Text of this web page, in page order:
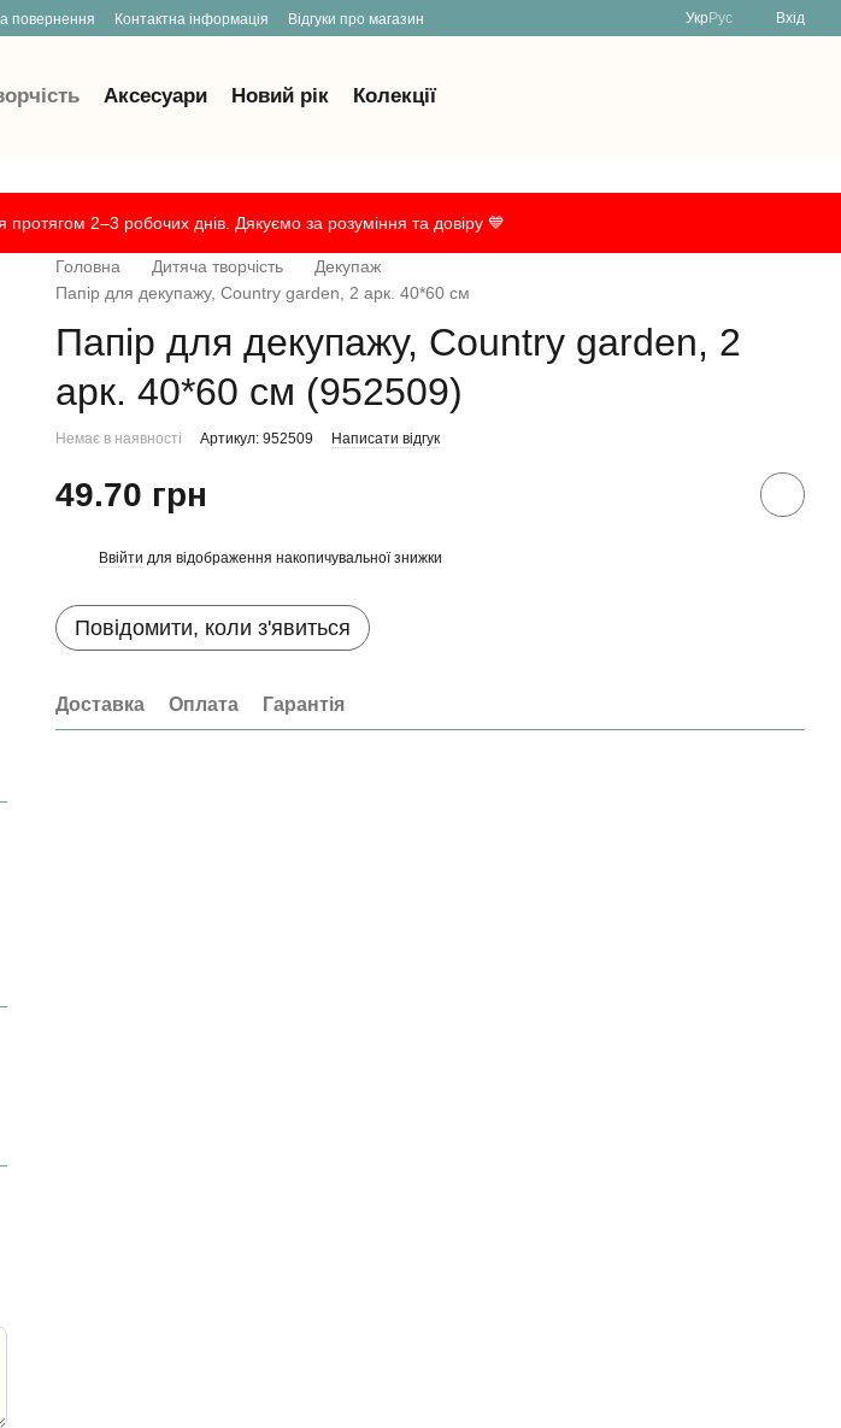
2–3 робочих днів. Дякуємо за розуміння та довіру 💙
повернення Контактна інформація Відгуки про магазин Укр Рус Вхід
Аксесуари Новий рік Колекції
Головна Дитяча творчість
Декупаж
Папір для декупажу, Country garden, 2 арк. 40*60 см
Папір для декупажу, Country garden, 2
арк. 40*60 см (952509)
Немає в наявності Артикул: 952509 Написати відгук
49.70 грн
Ввійти для відображення накопичувальної знижки
Повідомити, коли з'явиться
Доставка Оплата Гарантія